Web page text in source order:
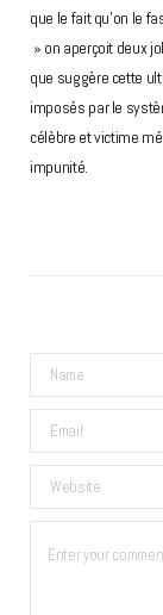
que le fait qu’on le
» on aperçoit deux
que suggère cette
imposés par le
célèbre et victime
impunité.